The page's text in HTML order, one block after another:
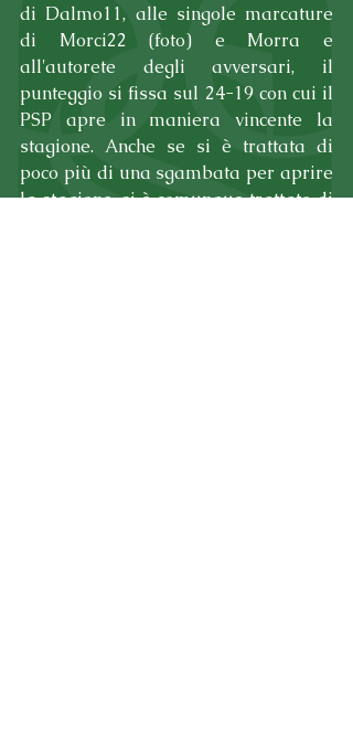
di Dalmo11, alle singole marcature
di Morci22 (foto) e Morra e
all'autorete degli avversari, il
punteggio si fissa sul 24-19 con cui il
PSP apre in maniera vincente la
stagione. Anche se si è trattata di
poco più di una sgambata per aprire
la stagione, si è comunque trattato di